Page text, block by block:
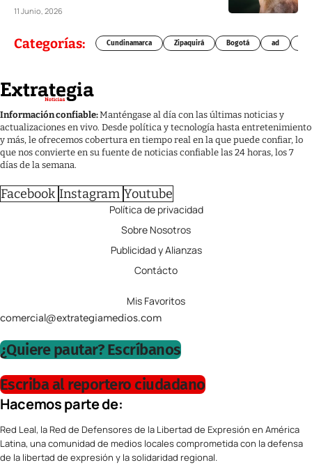
11 Junio, 2026
Categorías: Cundinamarca Zipaquirá Bogotá ad
Información confiable:Manténgase al día con las últimas noticias y
actualizaciones en vivo. Desde política y tecnología hasta entretenimiento
y más, le ofrecemos cobertura en tiempo real en la que puede confiar, lo
que nos convierte en su fuente de noticias confiable las 24 horas, los 7
días de la semana.
Facebook Instagram Youtube
Política de privacidad
Sobre Nosotros
Publicidad y Alianzas
Contácto
Mis Favoritos
comercial@extrategiamedios.com
¿Quiere pautar? Escríbanos
Escriba al reportero ciudadano
Hacemos parte de:
Red Leal, la Red de Defensores de la Libertad de Expresión en América
Latina, una comunidad de medios locales comprometida con la defensa
de la libertad de expresión y la solidaridad regional.